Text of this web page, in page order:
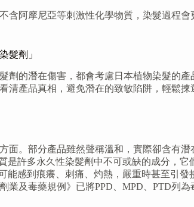
阿摩尼亞等刺激性化學物質，染髮過程
髮劑」
的潛在傷害，都會考慮日本植物染髮的
產品真相，避免潛在的致敏陷阱，輕鬆
。部分產品雖然聲稱溫和，實際卻含有
是許多永久性染髮劑中不可或缺的成分，
感到痕癢、刺痛、灼熱，嚴重時甚至引
及毒藥規例》已將PPD、MPD、PTD列為